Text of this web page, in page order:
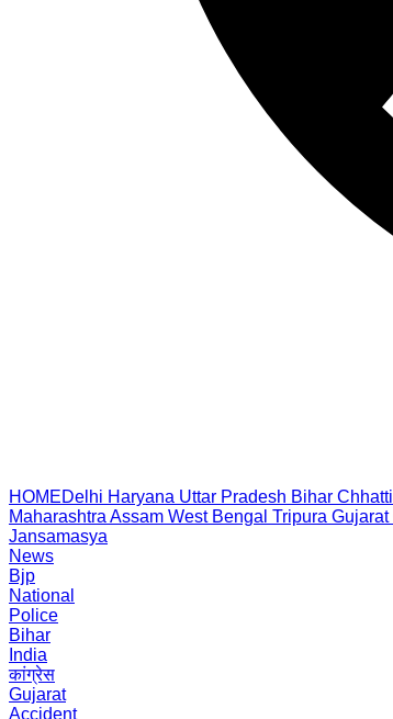
HOMEDelhi Haryana Uttar Pradesh Bihar
Maharashtra Assam West Bengal Tripura Gujarat
Jansamasya
News
Bjp
National
Police
Bihar
India
कांग्रेस
Gujarat
Accident